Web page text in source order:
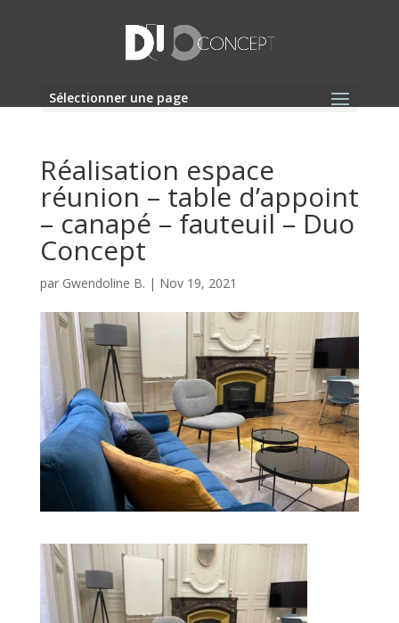
Sélectionner une page
Réalisation espace
réunion – table d’appoint
– canapé – fauteuil – Duo
Concept
par Gwendoline B. | Nov 19, 2021